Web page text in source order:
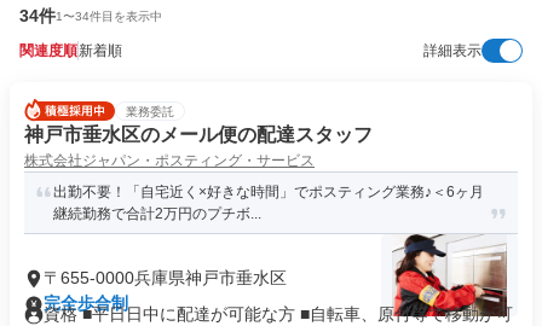
34件1〜34件目を表示中
関連度順新着順 詳細表示
業務委託
神戸市垂水区のメール便の配達スタッフ
株式会社ジャパン・ポスティング・サービス
出勤不要！「自宅近く×好きな時間」でポスティング業務♪＜6ヶ月
継続勤務で合計2万円のプチボ...
〒655-0000兵庫県神戸市垂水区
完全歩合制
資格 ■平日日中に配達が可能な方 ■自転車、原付等で移動が可